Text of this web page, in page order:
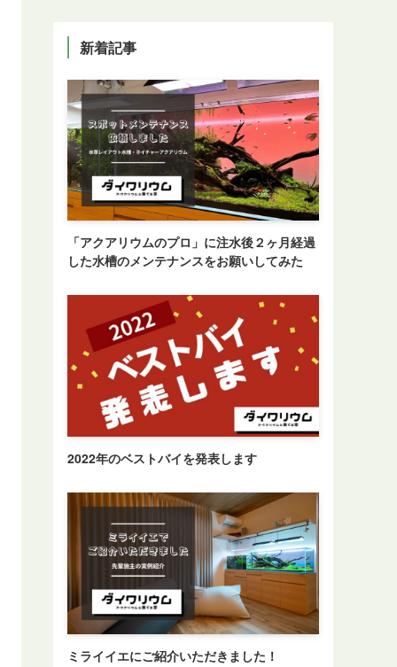
新着記事
「アクアリウムのプロ」に注水後２ヶ月経過
した水槽のメンテナンスをお願いしてみた
2022年のベストバイを発表します
ミライイエにご紹介いただきました！